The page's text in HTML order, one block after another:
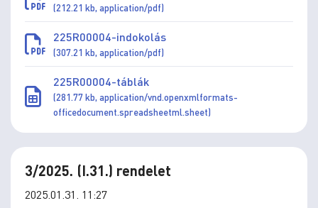
(212.21 kb, application/pdf)
225R00004-indokolás
(307.21 kb, application/pdf)
225R00004-táblák
(281.77 kb, application/vnd.openxmlformats-
officedocument.spreadsheetml.sheet)
3/2025. (I.31.) rendelet
2025.01.31. 11:27